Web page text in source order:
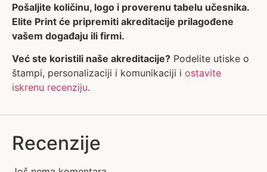
Pošaljite količinu, logo i proverenu tabelu učesnika.
Elite Print će pripremiti akreditacije prilagođene
vašem događaju ili firmi.
Već ste koristili naše akreditacije? Podelite utiske o
štampi, personalizaciji i komunikaciji i ostavite
iskrenu recenziju.
Recenzije